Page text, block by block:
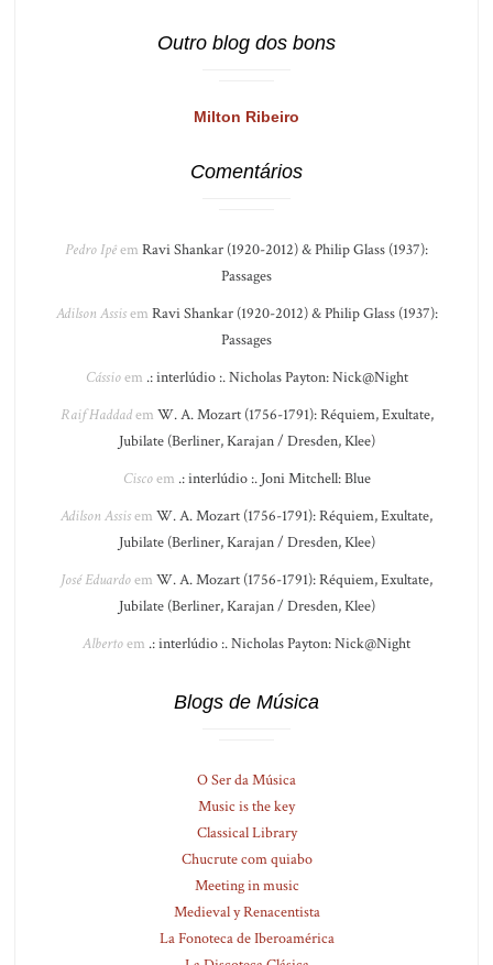
Outro blog dos bons
Milton Ribeiro
Comentários
Pedro Ipêem Ravi Shankar (1920-2012) & Philip Glass (1937):
Passages
Adilson Assisem Ravi Shankar (1920-2012) & Philip Glass (1937):
Passages
Cássioem .: interlúdio :. Nicholas Payton: Nick@Night
Raif Haddadem W. A. Mozart (1756-1791): Réquiem, Exultate,
Jubilate (Berliner, Karajan / Dresden, Klee)
Ciscoem .: interlúdio :. Joni Mitchell: Blue
Adilson Assisem W. A. Mozart (1756-1791): Réquiem, Exultate,
Jubilate (Berliner, Karajan / Dresden, Klee)
José Eduardoem W. A. Mozart (1756-1791): Réquiem, Exultate,
Jubilate (Berliner, Karajan / Dresden, Klee)
Albertoem .: interlúdio :. Nicholas Payton: Nick@Night
Blogs de Música
O Ser da Música
Music is the key
Classical Library
Chucrute com quiabo
Meeting in music
Medieval y Renacentista
La Fonoteca de Iberoamérica